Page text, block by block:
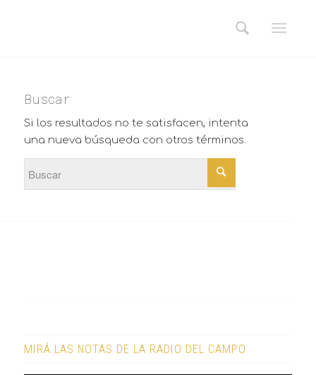
Buscar
Si los resultados no te satisfacen, intenta
una nueva búsqueda con otros términos.
MIRÁ LAS NOTAS DE LA RADIO DEL CAMPO